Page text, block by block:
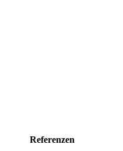
Referenzen